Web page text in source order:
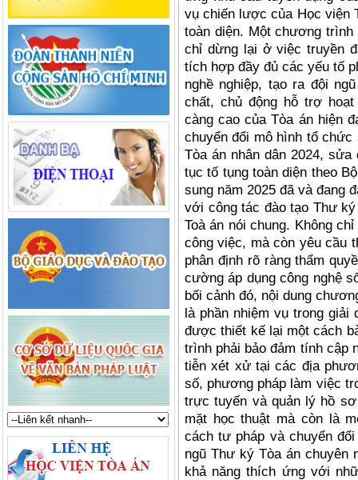
vụ chiến lược của Học viện
toàn diện. Một chương
chỉ dừng lại ở việc truyền
tích hợp đầy đủ các yếu tố
nghề nghiệp, tạo ra đội
chất, chủ động hỗ trợ
càng cao của Tòa án hiện
chuyển đổi mô hình tổ
Tòa án nhân dân 2024,
tục tố tụng toàn diện theo
sung năm 2025 đã và đang
với công tác đào tạo Thư
Toà án nói chung. Không
công việc, mà còn yêu cầu
phân định rõ ràng thẩm
cường áp dụng công nghệ
bối cảnh đó, nội dung
là phần nhiệm vụ trong
được thiết kế lại một cách
trình phải bảo đảm tính cập
tiễn xét xử tại các địa
số, phương pháp làm việc
trực tuyến và quản lý hồ
mặt học thuật mà còn là
cách tư pháp và chuyển
ngũ Thư ký Tòa án chuyên
khả năng thích ứng với